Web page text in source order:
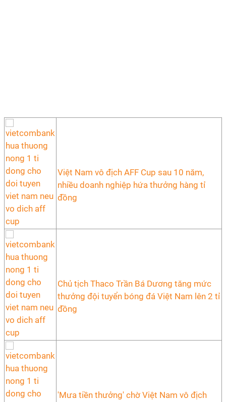
Việt Nam vô địch AFF Cup sau 10 năm,
nhiều doanh nghiệp hứa thưởng hàng tỉ
đồng
Chủ tịch Thaco Trần Bá Dương tăng mức
thưởng đội tuyển bóng đá Việt Nam lên 2 tỉ
đồng
'Mưa tiền thưởng' chờ Việt Nam vô địch